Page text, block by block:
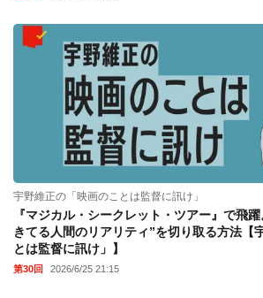
宇野維正の「映画のことは監督に訊け」
『マジカル・シークレット・ツアー』で飛
きてる人間のリアリティ”を切り取る方法【
とは監督に訊け」】
第30回 2026/6/25 21:15